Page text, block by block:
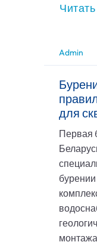
Admin
для
Первая